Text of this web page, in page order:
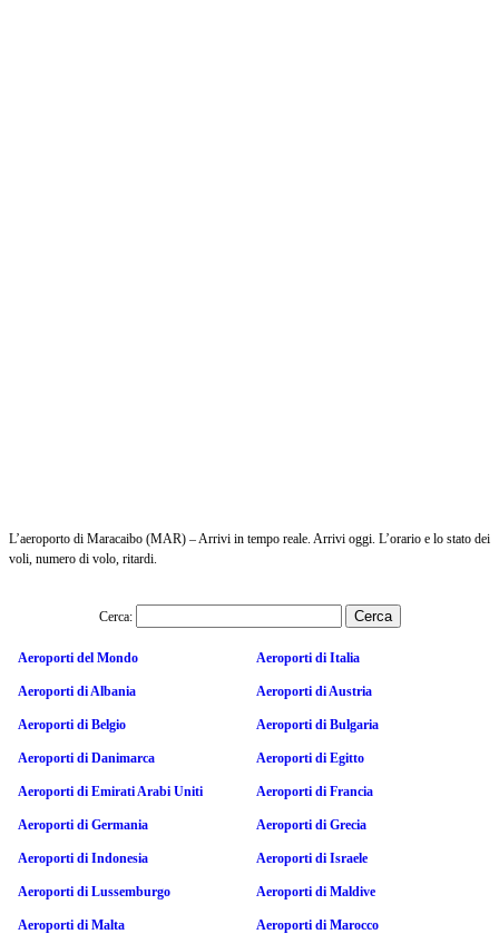
L’aeroporto di Maracaibo (MAR) – Arrivi in tempo reale. Arrivi oggi. L’orario e lo stato dei
voli, numero di volo, ritardi.
Cerca:
Aeroporti del Mondo Aeroporti di Italia
Aeroporti di Albania Aeroporti di Austria
Aeroporti di Belgio Aeroporti di Bulgaria
Aeroporti di Danimarca Aeroporti di Egitto
Aeroporti di Emirati Arabi Uniti Aeroporti di Francia
Aeroporti di Germania Aeroporti di Grecia
Aeroporti di Indonesia Aeroporti di Israele
Aeroporti di Lussemburgo Aeroporti di Maldive
Aeroporti di Malta Aeroporti di Marocco